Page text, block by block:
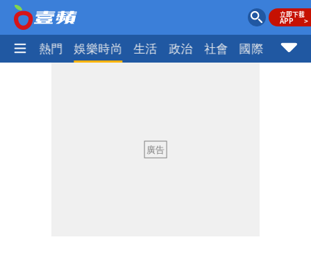
焦點 熱門 娛樂時尚 生活 政治 社會 國際 財經